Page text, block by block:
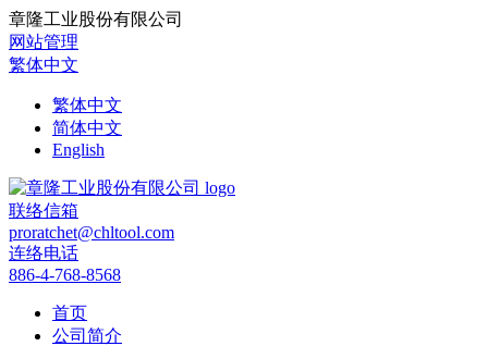
章隆工业股份有限公司
网站管理
繁体中文
繁体中文
简体中文
English
联络信箱
proratchet@chltool.com
连络电话
886-4-768-8568
首页
公司简介